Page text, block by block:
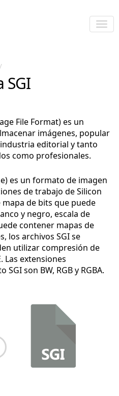
/
SGI
File Format) es un
imágenes, popular
editorial y tanto
como profesionales.
es un formato de imagen
de trabajo de Silicon
mapa de bits que puede
y negro, escala de
contener mapas de
los archivos SGI se
utilizar compresión de
Las extensiones
son BW, RGB y RGBA.